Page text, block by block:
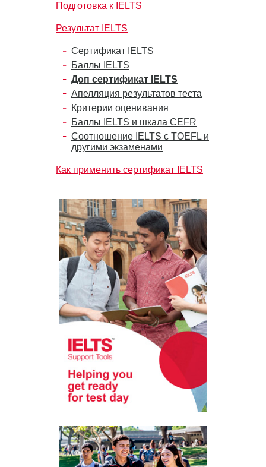
Подготовка к IELTS
Результат IELTS
Сертификат IELTS
Баллы IELTS
Доп сертификат IELTS
Апелляция результатов теста
Критерии оценивания
Баллы IELTS и шкала CEFR
Соотношение IELTS с TOEFL и
другими экзаменами
Как применить сертификат IELTS